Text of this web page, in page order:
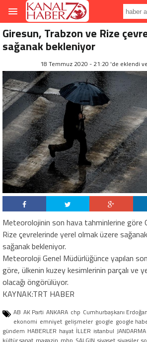
Giresun, Trabzon ve Rize
sağanak bekleniyor
18 Temmuz 2020 - 21:20 'de eklendi ve
Meteorolojinin son hava tahminlerine göre
Rize çevrelerinde yerel olmak üzere
sağanak bekleniyor.
Meteoroloji Genel Müdürlüğünce yapılan
göre, ülkenin kuzey kesimlerinin parçalı ve
olacağı öngörülüyor.
KAYNAK:TRT HABER
AB AK Parti ANKARA chp Cumhurbaşkanı Erdoğan
ekonomi emniyet gelişmeler google google
gündem HABERLER hayat İLLER istanbul JANDARMA